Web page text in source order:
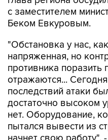
с заместителем
Беком Евкуровым.
"Обстановка у нас,
напряженная, но
противника
отражаются...
последствий атаки
достаточно высоком
нет. Оборудование,
пытался вывести из